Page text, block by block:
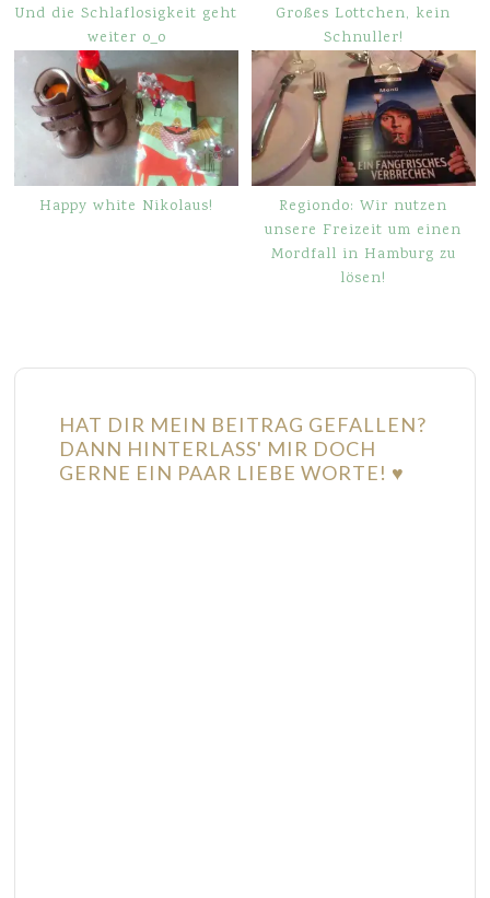
Und die Schlaflosigkeit geht
weiter o_o
Großes Lottchen, kein
Schnuller!
Happy white Nikolaus!
Regiondo: Wir nutzen
unsere Freizeit um einen
Mordfall in Hamburg zu
lösen!
HAT DIR MEIN BEITRAG GEFALLEN?
DANN HINTERLASS' MIR DOCH
GERNE EIN PAAR LIEBE WORTE! ♥